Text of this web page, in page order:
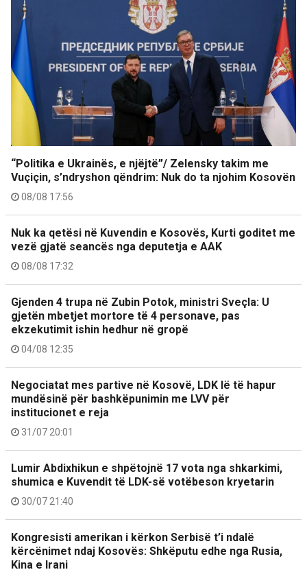
“Politika e Ukrainës, e njëjtë”/ Zelensky takim me
Vuçiçin, s’ndryshon qëndrim: Nuk do ta njohim Kosovën
08/08 17:56
Nuk ka qetësi në Kuvendin e Kosovës, Kurti goditet me
vezë gjatë seancës nga deputetja e AAK
08/08 17:32
Gjenden 4 trupa në Zubin Potok, ministri Sveçla: U
gjetën mbetjet mortore të 4 personave, pas
ekzekutimit ishin hedhur në gropë
04/08 12:35
Negociatat mes partive në Kosovë, LDK lë të hapur
mundësinë për bashkëpunimin me LVV për
institucionet e reja
31/07 20:01
Lumir Abdixhikun e shpëtojnë 17 vota nga shkarkimi,
shumica e Kuvendit të LDK-së votëbeson kryetarin
30/07 21:40
Kongresisti amerikan i kërkon Serbisë t’i ndalë
kërcënimet ndaj Kosovës: Shkëputu edhe nga Rusia,
Kina e Irani